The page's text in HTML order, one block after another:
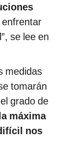
enfrentar
se lee en
medidas
tomarán
grado de
máxima
nos